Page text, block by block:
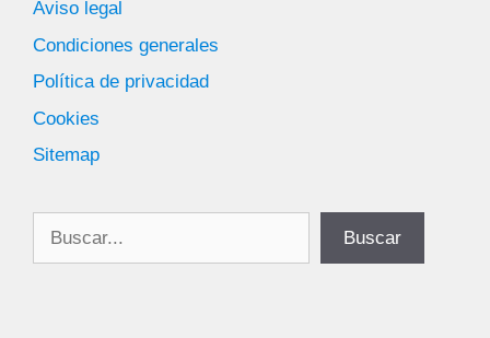
Aviso legal
Condiciones generales
Política de privacidad
Cookies
Sitemap
Buscar